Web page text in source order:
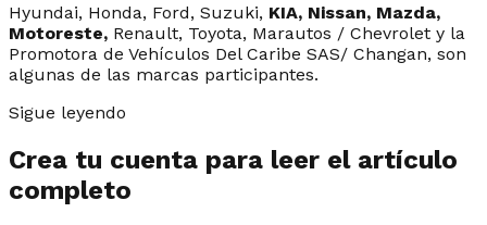
Hyundai, Honda, Ford, Suzuki, KIA, Nissan, Mazda,
Motoreste, Renault, Toyota, Marautos / Chevrolet y la
Promotora de Vehículos Del Caribe SAS/ Changan, son
algunas de las marcas participantes.
Sigue leyendo
Crea tu cuenta para leer el artículo
completo